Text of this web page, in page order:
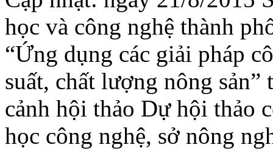
học và công nghệ thành
“Ứng dụng các giải pháp
suất, chất lượng nông
cảnh hội thảo Dự hội thảo
học công nghệ, sở nông